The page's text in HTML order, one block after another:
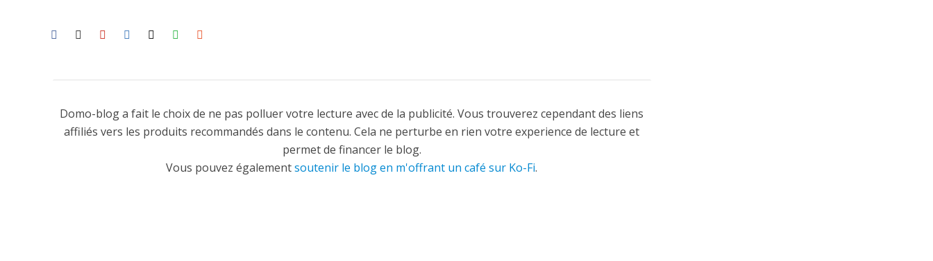
Domo-blog a fait le choix de ne pas polluer votre lecture avec de la publicité. Vous trouverez cependant des liens
affiliés vers les produits recommandés dans le contenu. Cela ne perturbe en rien votre experience de lecture et
permet de financer le blog.
Vous pouvez égalementsoutenir le blog en m'offrant un café sur Ko-Fi.